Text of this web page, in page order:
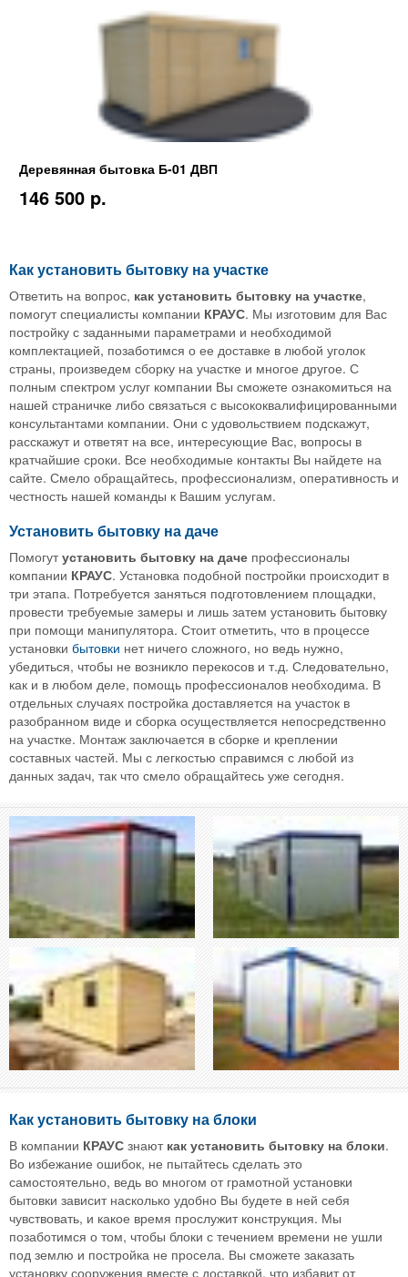
Деревянная бытовка Б-01 ДВП
146 500 p.
Как установить бытовку на участке
Ответить на вопрос, как установить бытовку на участке,
помогут специалисты компании КРАУС. Мы изготовим для Вас
постройку с заданными параметрами и необходимой
комплектацией, позаботимся о ее доставке в любой уголок
страны, произведем сборку на участке и многое другое. С
полным спектром услуг компании Вы сможете ознакомиться на
нашей страничке либо связаться с высококвалифицированными
консультантами компании. Они с удовольствием подскажут,
расскажут и ответят на все, интересующие Вас, вопросы в
кратчайшие сроки. Все необходимые контакты Вы найдете на
сайте. Смело обращайтесь, профессионализм, оперативность и
честность нашей команды к Вашим услугам.
Установить бытовку на даче
Помогутустановить бытовку на даче профессионалы
компании КРАУС. Установка подобной постройки происходит в
три этапа. Потребуется заняться подготовлением площадки,
провести требуемые замеры и лишь затем установить бытовку
при помощи манипулятора. Стоит отметить, что в процессе
установки бытовки нет ничего сложного, но ведь нужно,
убедиться, чтобы не возникло перекосов и т.д. Следовательно,
как и в любом деле, помощь профессионалов необходима. В
отдельных случаях постройка доставляется на участок в
разобранном виде и сборка осуществляется непосредственно
на участке. Монтаж заключается в сборке и креплении
составных частей. Мы с легкостью справимся с любой из
данных задач, так что смело обращайтесь уже сегодня.
Как установить бытовку на блоки
В компании КРАУС знают как установить бытовку на блоки.
Во избежание ошибок, не пытайтесь сделать это
самостоятельно, ведь во многом от грамотной установки
бытовки зависит насколько удобно Вы будете в ней себя
чувствовать, и какое время прослужит конструкция. Мы
позаботимся о том, чтобы блоки с течением времени не ушли
под землю и постройка не просела. Вы сможете заказать
установку сооружения вместе с доставкой, что избавит от